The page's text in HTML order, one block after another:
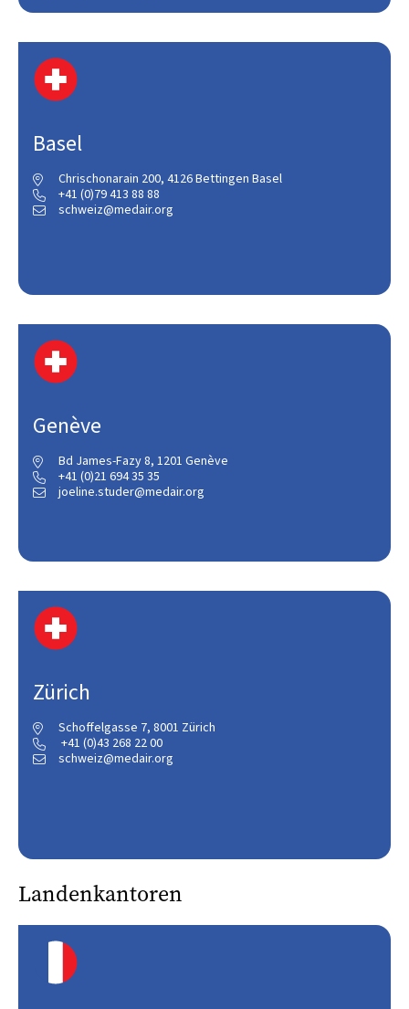
Basel
 Chrischonarain 200, 4126 Bettingen Basel
 +41 (0)79 413 88 88
 schweiz@medair.org
Genève
 Bd James-Fazy 8, 1201 Genève
 +41 (0)21 694 35 35
 joeline.studer@medair.org
Zürich
 Schoffelgasse 7, 8001 Zürich
 +41 (0)43 268 22 00
 schweiz@medair.org
Landenkantoren